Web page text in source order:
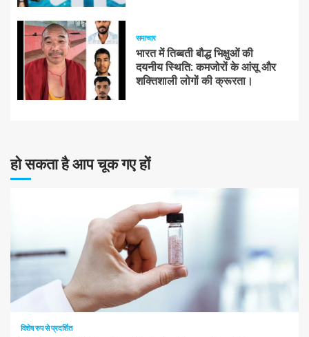
समाचार
भारत में तिब्बती बौद्ध भिक्षुओं की
दयनीय स्थिति: कमजोरों के आंसू और
शक्तिशाली लोगों की क्रूरता।
हो सकता है आप चूक गए हों
10 न्यूनतम पढ़ा
विशेष रुप से प्रदर्शित